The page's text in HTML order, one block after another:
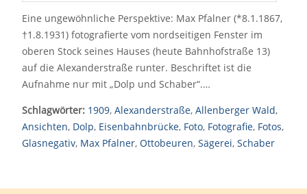
Eine ungewöhnliche Perspektive: Max Pfalner (*8.1.1867,
†1.8.1931) fotografierte vom nordseitigen Fenster im
oberen Stock seines Hauses (heute Bahnhofstraße 13)
auf die Alexanderstraße runter. Beschriftet ist die
Aufnahme nur mit „Dolp und Schaber“.…
Schlagwörter: 1909, Alexanderstraße, Allenberger Wald,
Ansichten, Dolp, Eisenbahnbrücke, Foto, Fotografie, Fotos,
Glasnegativ, Max Pfalner, Ottobeuren, Sägerei, Schaber